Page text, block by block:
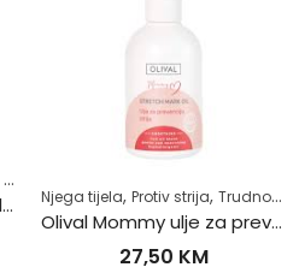
Razno
NATURAL WEALTH Prenatal za trudnice a100 Njega tijela, Protiv strija, Trudnoća
Olival Mommy ulje za prevenciju strija 200ml
27,50 KM